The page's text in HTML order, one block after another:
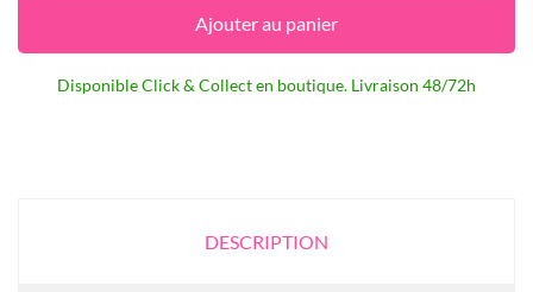
Ajouter au panier
Disponible Click & Collect en boutique. Livraison 48/72h
DESCRIPTION